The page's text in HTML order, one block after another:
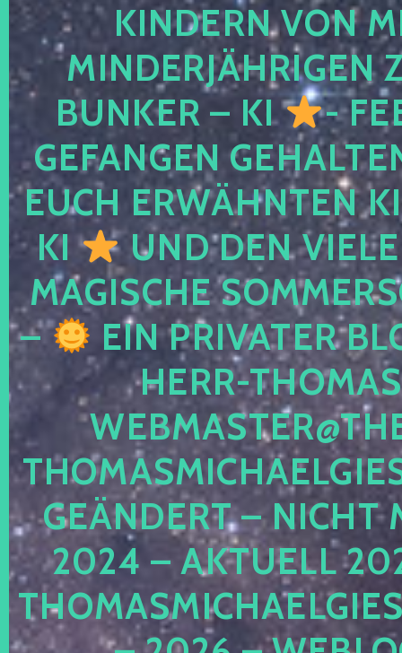
KINDERN VON
MINDERJÄHRIGEN
BUNKER – KI
-
GEFANGEN
EUCH ERWÄHNTEN
KI
UND DEN
MAGISCHE
–
EIN PRIVATER
HERR-
GEÄNDERT – NICHT
2024 – AKTUELL